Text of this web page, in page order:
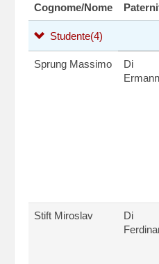
Cognome/Nome
Studente(4)
Sprung Massimo
Di
Stift Miroslav
Di